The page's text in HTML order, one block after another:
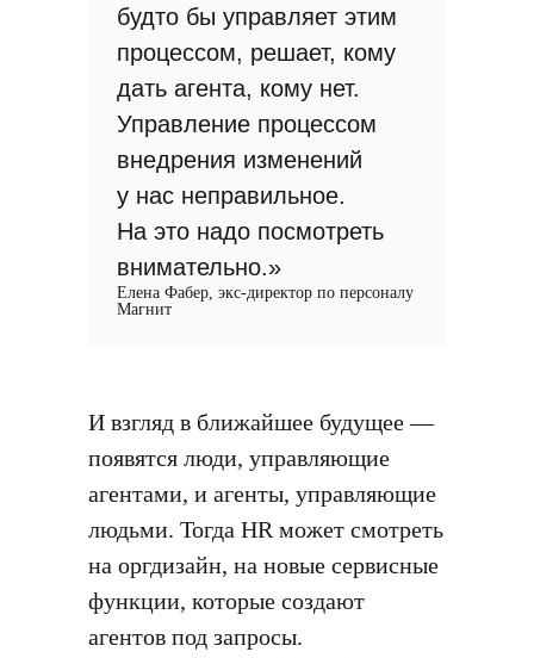
будто бы управляет этим
процессом, решает, кому
дать агента, кому нет.
Управление процессом
внедрения изменений
у нас неправильное.
На это надо посмотреть
внимательно.»
Елена Фабер, экс-директор по персоналу
Магнит
И взгляд в ближайшее будущее —
появятся люди, управляющие
агентами, и агенты, управляющие
людьми. Тогда HR может смотреть
на оргдизайн, на новые сервисные
функции, которые создают
агентов под запросы.